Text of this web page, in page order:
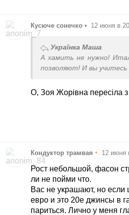
Кусюче сонечко • 12 июня в
Українка Маша
А хамить не нужно!
позволяют! И вы учитесь
О, Зоя Жорівна пересіла
Кондуктор трамвая • 12 июня
Рост небольшой, фасон
ли не пойми что.
Вас не украшают, но если
евро и это 20е джинсы в
париться. Лично у меня